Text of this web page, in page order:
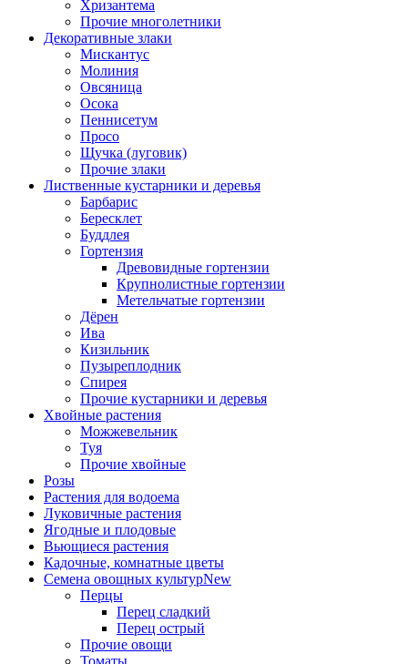
Хризантема
Прочие многолетники
Декоративные злаки
Мискантус
Молиния
Овсяница
Осока
Пеннисетум
Просо
Щучка (луговик)
Прочие злаки
Лиственные кустарники и деревья
Барбарис
Бересклет
Буддлея
Гортензия
Древовидные гортензии
Крупнолистные гортензии
Метельчатые гортензии
Дёрен
Ива
Кизильник
Пузыреплодник
Спирея
Прочие кустарники и деревья
Хвойные растения
Можжевельник
Туя
Прочие хвойные
Розы
Растения для водоема
Луковичные растения
Ягодные и плодовые
Вьющиеся растения
Кадочные, комнатные цветы
Семена овощных культурNew
Перцы
Перец сладкий
Перец острый
Прочие овощи
Томаты